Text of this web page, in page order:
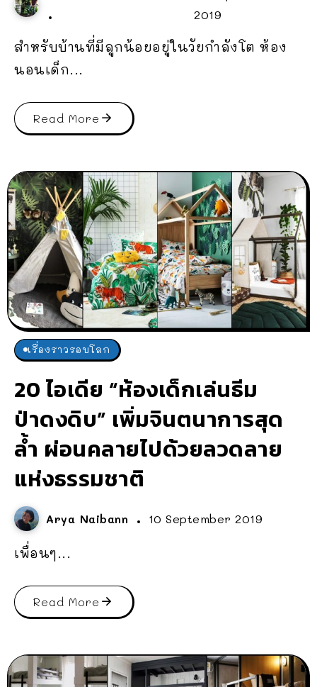
2019
สำหรับบ้านที่มีลูกน้อยอยู่ในวัยกำลังโต ห้อง
นอนเด็ก...
Read More
เรื่องราวรอบโลก
20 ไอเดีย “ห้องเด็กเล่นธีม
ป่าดงดิบ” เพิ่มจินตนาการสุด
ล้ำ ผ่อนคลายไปด้วยลวดลาย
แห่งธรรมชาติ
Arya Naibann 10 September 2019
เพื่อนๆ...
Read More